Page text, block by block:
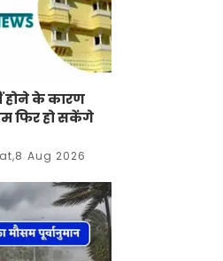
होने के कारण
फिर हो सकेंगे
Aug 2026